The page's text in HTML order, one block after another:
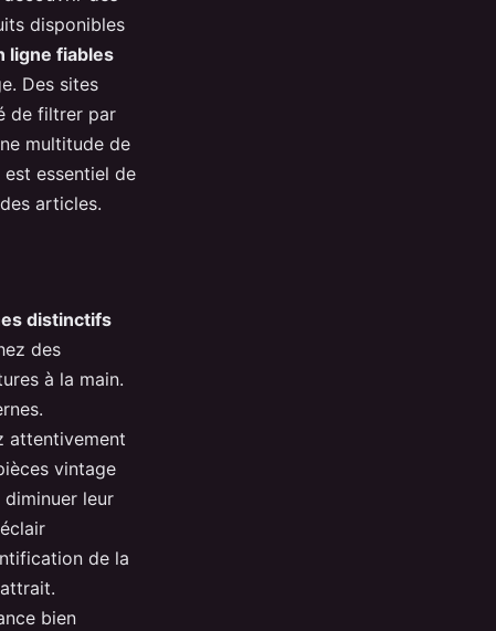
disponibles
ligne fiables
Des sites
de filtrer par
multitude de
essentiel de
articles.
distinctifs
des
à la main.
attentivement
vintage
leur
de la
bien